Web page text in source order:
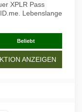
XPLR Pass
Lebenslange
Beliebt
ANZEIGEN